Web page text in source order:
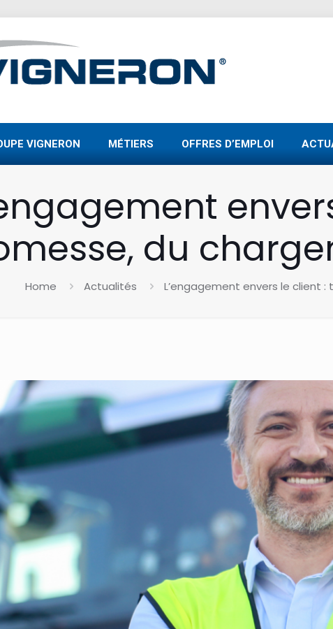
VIGNERON MÉTIERS OFFRES D’EMPLOI
du
Home Actualités L’engagement envers le client